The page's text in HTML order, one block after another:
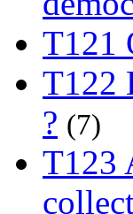
T121
T122
? (7)
T123